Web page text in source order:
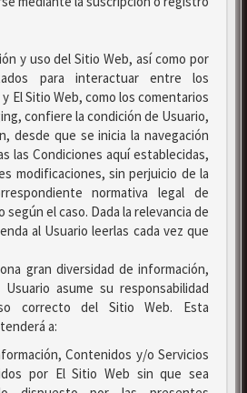
y uso del Sitio Web, así como por
para interactuar entre los
El Sitio Web, como los comentarios
confiere la condición de Usuario,
desde que se inicia la navegación
las Condiciones aquí establecidas,
modificaciones, sin perjuicio de la
normativa legal de
el caso. Dada la relevancia de
al Usuario leerlas cada vez que
gran diversidad de información,
asume su responsabilidad
correcto del Sitio Web. Esta
a:
Contenidos y/o Servicios
por El Sitio Web sin que sea